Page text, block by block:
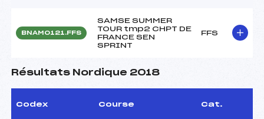
BNAM0121.FFS
SAMSE SUMMER
TOUR tmp2 CHPT DE
FRANCE SEN
SPRINT
FFS
Résultats Nordique 2018
Codex Course Cat.